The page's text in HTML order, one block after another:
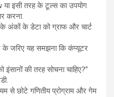
इसी तरह के टूल्स का उपयोग
करना.
अंकों के डेटा को ग्राफ और चार्ट
के जरिए यह समझना कि कंप्यूटर
इंसानों की तरह सोचना चाहिए?”
से छोटे गणितीय प्रोग्राम और गेम